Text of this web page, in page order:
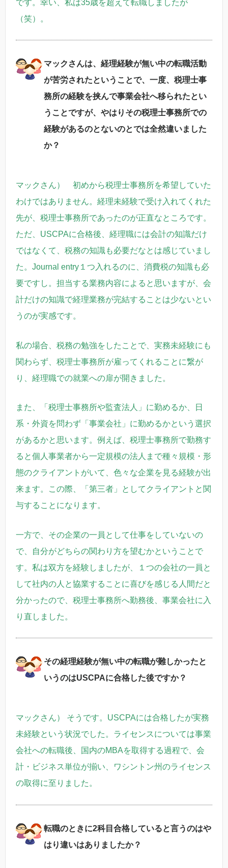
です。幸い、私は35歳を超えて転職しましたが
（笑）。
マックさんは、経理経験が無い中の転職活動
が苦労されたということで、一度、税理士事
務所の経験を挟んで事業会社へ移られたとい
うことですが、やはりその税理士事務所での
経験があるのとないのとでは全然違いました
か？
マックさん） 初めから税理士事務所を希望していた
わけではありません。経理未経験で受け入れてくれた
先が、税理士事務所であったのが正直なところです。
ただ、USCPAに合格後、経理職には会計の知識だけ
ではなくて、税務の知識も必要だなとは感じていまし
た。 Journal entry１つ入れるのに、消費税の知識も必
要ですし。担当する業務内容によると思いますが、会
計だけの知識で経理業務が完結することは少ないとい
うのが実感です。
私の場合、税務の勉強をしたことで、実務未経験にも
関わらず、税理士事務所が雇ってくれることに繋が
り、経理職での就業への扉が開きました。
また、「税理士事務所や監査法人」に勤めるか、日
系・外資を問わず「事業会社」に勤めるかという選択
があるかと思います。例えば、税理士事務所で勤務す
ると個人事業者から一定規模の法人まで種々規模・形
態のクライアントがいて、色々な企業を見る経験が出
来ます。
この際、「第三者」としてクライアントと関
与することになります。
一方で、その企業の一員として仕事をしていないの
で、自分がどちらの関わり方を望むかということで
す。私は双方を経験しましたが、１つの会社の一員と
して社内の人と協業することに喜びを感じる人間だと
分かったので、税理士事務所へ勤務後、事業会社に入
り直しました。
その経理経験が無い中の転職が難しかったと
いうのはUSCPAに合格した後ですか？
マックさん） そうです。USCPAには合格したが実務
未経験という状況でした。ライセンスについては事業
会社への転職後、国内のMBAを取得する過程で、会
計・ビジネス単位が揃い、ワシントン州のライセンス
の取得に至りました。
転職のときに2科目合格していると言うのはや
はり違いはありましたか？